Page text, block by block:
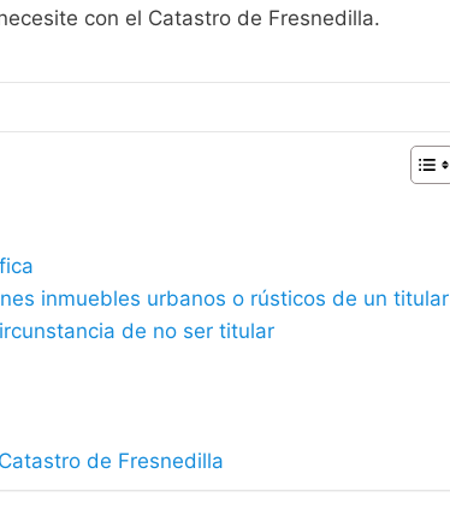
con el Catastro de Fresnedilla.
inmuebles urbanos o rústicos de un titular
de no ser titular
de Fresnedilla